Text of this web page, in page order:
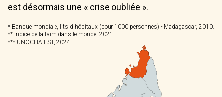
est désormais une « crise oubliée ».
* Banque mondiale, lits d'hôpitaux (pour 1000 personnes) - Madagascar, 2010.
** Indice de la faim dans le monde, 2021.
*** UNOCHA EST, 2024.